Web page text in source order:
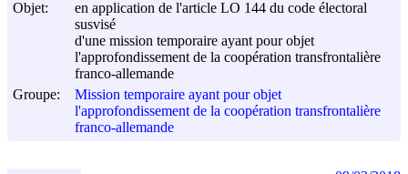
Objet:
en application de l'article LO 144 du code électoral
susvisé
d'une mission temporaire ayant pour objet
l'approfondissement de la coopération transfrontalière
franco-allemande
Groupe:
Mission temporaire ayant pour objet
l'approfondissement de la coopération transfrontalière
franco-allemande